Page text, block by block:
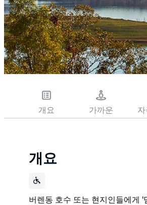
개요 가까운
개요
버렌동 호수 또는 현지인들에게 '